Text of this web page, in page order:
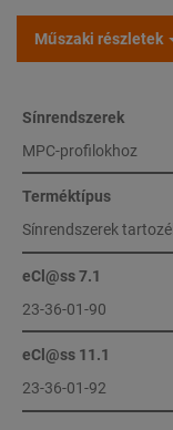
Műszaki részletek
Sínrendszerek
MPC-profilokhoz
Terméktípus
Sínrendszerek
eCl@ss 7.1
23-36-01-90
eCl@ss 11.1
23-36-01-92